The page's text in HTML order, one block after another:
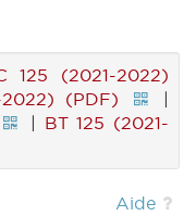
125 (2021-2022)
2022) (PDF)
|
| BT 125 (2021-
Aide